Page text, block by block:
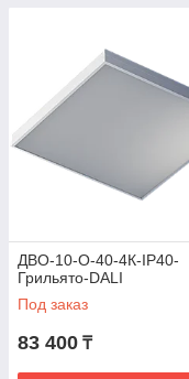
ДВО-10-О-40-4К-IP40-
Грильято-DALI
Под заказ
83 400 ₸